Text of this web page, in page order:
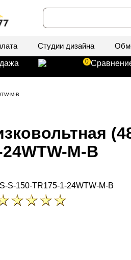
Студии дизайна
0
M-B
M-B
S-150-TR175-1-24WTW-M-B